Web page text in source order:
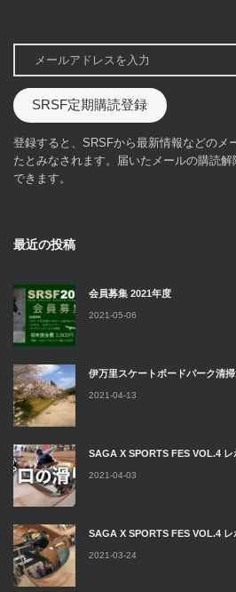
SRSF定期購読登録
登録すると、SRSFから最新情報などのメ
たとみなされます。届いたメールの購読
できます。
最近の投稿
会員募集 2021年度
2021-05-06
伊万里スケートボードパーク清
2021-04-13
SAGA X SPORTS FES VOL.4 レ
2021-04-03
SAGA X SPORTS FES VOL.4 レ
2021-03-24